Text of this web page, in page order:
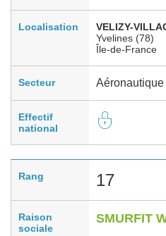
Localisation
VELIZY-
Yvelines (78)
Île-de-France
Secteur
Effectif
national
Rang 17
Raison
sociale
SMURFIT